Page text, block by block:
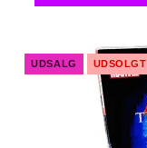
UDSALG UDSOLGT